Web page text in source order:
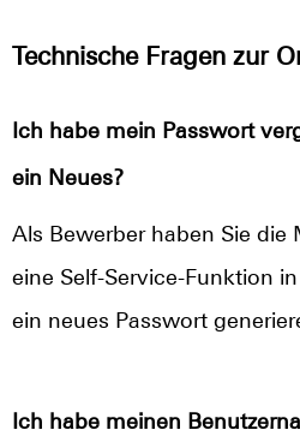
Technische Fragen zur
Ich habe mein Passwort
ein Neues?
Als Bewerber haben Sie
eine Self-Service-Funktion
ein neues Passwort
Ich habe meinen